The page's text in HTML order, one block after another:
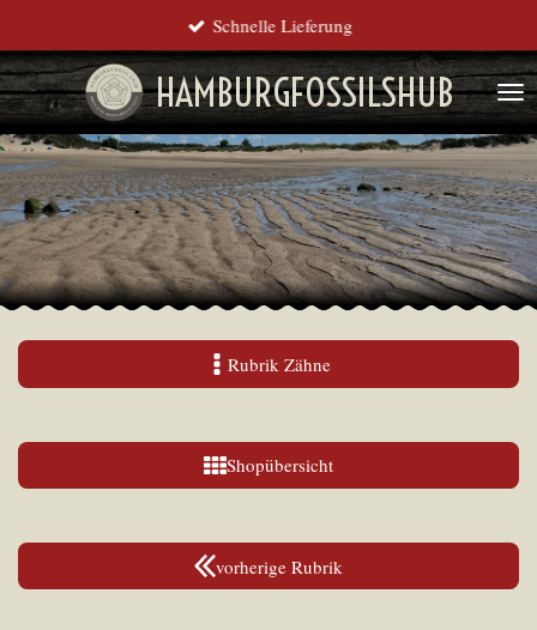
Hauptinhalt
springen
HAMBURGFOSSILSHUB
Schnelle Lieferung
Rubrik Zähne
Shopübersicht
vorherige Rubrik